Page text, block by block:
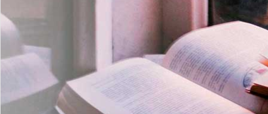
6º AO 9º ANO FUNDAMENTAL
Inglês: Turmas Reduzidas
(Proficiência)